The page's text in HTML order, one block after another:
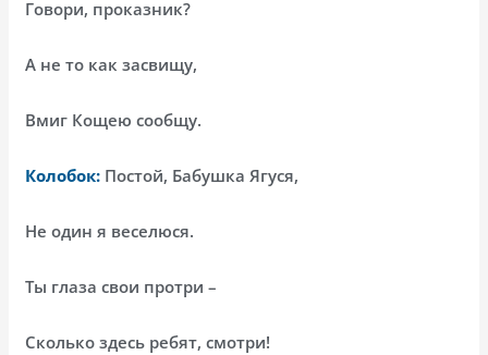
Говори, проказник?
А не то как засвищу,
Вмиг Кощею сообщу.
Колобок: Постой, Бабушка Ягуся,
Не один я веселюся.
Ты глаза свои протри –
Сколько здесь ребят, смотри!